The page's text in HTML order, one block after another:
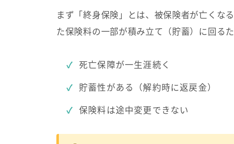
まず「終身保険」とは、被保険者が亡くな
た保険料の一部が積み立て（貯蓄）に回る
死亡保障が一生涯続く
貯蓄性がある（解約時に返戻金）
保険料は途中変更できない